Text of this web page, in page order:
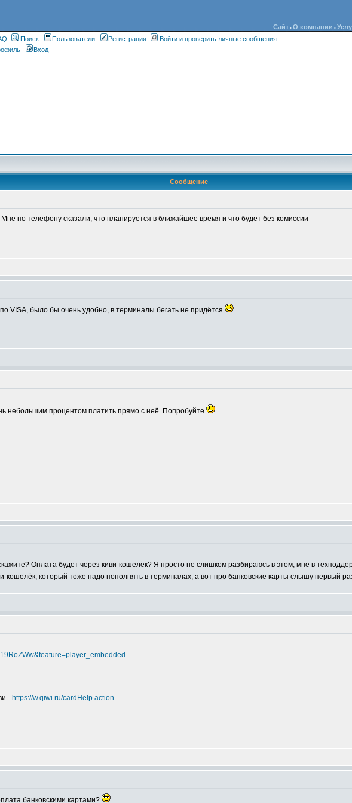
Сайт • О компании •
Поиск Пользователи Регистрация
Войти и проверить личные сообщения
Вход
Сообщение
по телефону сказали, что планируется в ближайшее время и что будет без комиссии
VISA, было бы очень удобно, в терминалы бегать не придётся
небольшим процентом платить прямо с неё. Попробуйте
Оплата будет через киви-кошелёк? Я просто не слишком разбираюсь в этом, мне в
кошелёк, который тоже надо пополнять в терминалах, а вот про банковские карты слышу первый
- https://w.qiwi.ru/cardHelp.action
банковскими картами?